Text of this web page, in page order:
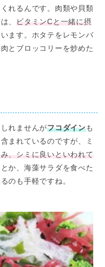
れるんです。肉類や貝類
、
ビタミンCと一緒に摂
ます。ホタテをレモンバ
とブロッコリーを炒めた
れませんがフコダインも
まれているのですが、ミ
み、シミに良いといわれて
か、海藻サラダを食べた
のも手軽ですね。